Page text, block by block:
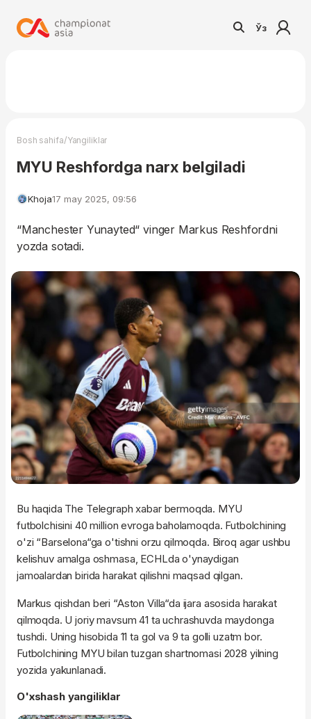
Ўз
Bosh sahifa/Yangiliklar
MYU Reshfordga narx belgiladi
Khoja17 may 2025, 09:56
“Manchester Yunayted“ vinger Markus Reshfordni
yozda sotadi.
Bu haqida The Telegraph xabar bermoqda. MYU
futbolchisini 40 million evroga baholamoqda. Futbolchining
o'zi “Barselona“ga o'tishni orzu qilmoqda. Biroq agar ushbu
kelishuv amalga oshmasa, ECHLda o'ynaydigan
jamoalardan birida harakat qilishni maqsad qilgan.
Markus qishdan beri “Aston Villa“da ijara asosida harakat
qilmoqda. U joriy mavsum 41 ta uchrashuvda maydonga
tushdi. Uning hisobida 11 ta gol va 9 ta golli uzatm bor.
Futbolchining MYU bilan tuzgan shartnomasi 2028 yilning
yozida yakunlanadi.
O'xshash yangiliklar